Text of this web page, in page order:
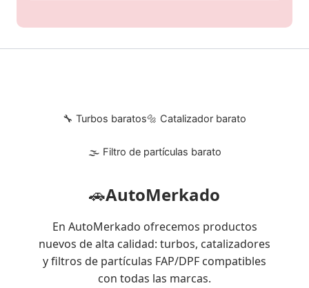
🔧 Turbos baratos🔩 Catalizador barato
🌫 Filtro de partículas barato
🚗AutoMerkado
En AutoMerkado ofrecemos productos
nuevos de alta calidad: turbos, catalizadores
y filtros de partículas FAP/DPF compatibles
con todas las marcas.